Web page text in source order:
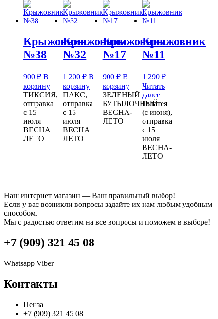
Крыжовник
№38
900 ₽ В
корзину
ТИКСИЯ,
отправка
с 15
июля
ВЕСНА-
ЛЕТО
Крыжовник
№32
1 200₽ В
корзину
ПАКС,
отправка
с 15
июля
ВЕСНА-
ЛЕТО
Крыжовник
№17
900 ₽ В
корзину
ЗЕЛЕНЫЙ
БУТЫЛОЧНЫЙ
ВЕСНА-
ЛЕТО
Крыжовник
№11
1 290 ₽
Читать
далее
Галатея
(с июня),
отправка
с 15
июля
ВЕСНА-
ЛЕТО
Наш интернет магазин — Ваш правильный выбор!
Если у вас возникли вопросы задайте их нам любым удобным
способом.
Мы с радостью ответим на все вопросы и поможем в выборе!
+7 (909) 321 45 08
Whatsapp Viber
Контакты
Пенза
+7 (909) 321 45 08